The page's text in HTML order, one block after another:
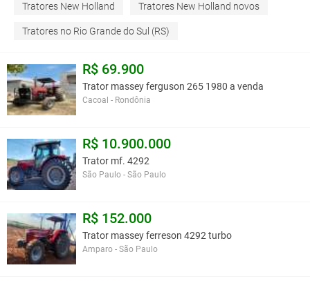
Tratores New Holland Tratores New Holland novos
Tratores no Rio Grande do Sul (RS)
R$ 69.900
Trator massey ferguson 265 1980 a venda
Cacoal - Rondônia
R$ 10.900.000
Trator mf. 4292
São Paulo - São Paulo
R$ 152.000
Trator massey ferreson 4292 turbo
Amparo - São Paulo